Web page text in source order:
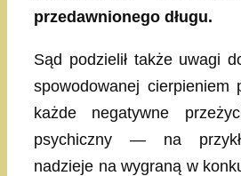
przedawnionego długu.
Sąd podzielił także uwagi
spowodowanej cierpieniem
każde negatywne
psychiczny — na
nadzieje na wygraną w